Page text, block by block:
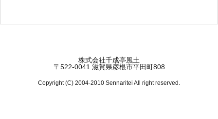
株式会社千成亭風土
〒522-0041 滋賀県彦根市平田町808
Copyright (C) 2004-2010 Sennaritei All right reserved.